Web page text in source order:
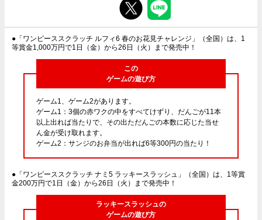
●「ワンピーススクラッチ ルフィ6 春のお花見チャレンジ」（全国）は、1
等賞金1,000万円で1日（金）から26日（火）まで発売中！
この
ゲームの遊び方
ゲーム1、ゲーム2があります。
ゲーム1：3個の赤ワクの中をすべてけずり、だんごが11本
以上出れば当たりで、その出ただんごの本数に応じた当せ
ん金が受け取れます。
ゲーム2：サンジのお弁当が出れば6等300円の当たり！
●「ワンピーススクラッチ ナミ5 ラッキースラッシュ」（全国）は、1等賞
金200万円で1日（金）から26日（火）まで発売中！
ラッキースラッシュの
ゲームの遊び方